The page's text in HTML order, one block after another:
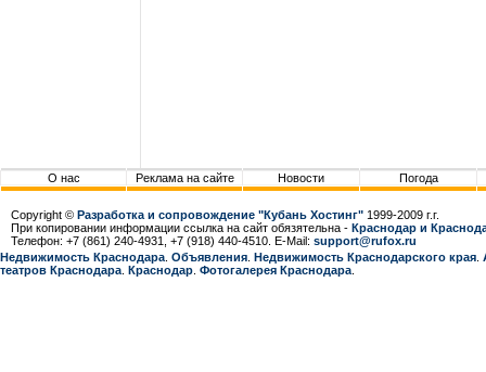
О нас Реклама на сайте Новости Погода
Copyright © Разработка и сопровождение "Кубань Хостинг" 1999-2009 г.г.
При копировании информации ссылка на сайт обязятельна - Краснодар и
Телефон: +7 (861) 240-4931, +7 (918) 440-4510. E-Mail: support@rufox.ru
Недвижимость Краснодара Объявления Недвижимость Краснодарcкого края
театров Краснодара Краснодар Фотогалерея Краснодара